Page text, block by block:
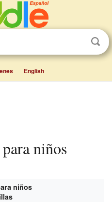
English
niños
niños